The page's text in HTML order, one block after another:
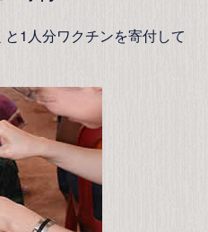
1人分ワクチンを寄付して